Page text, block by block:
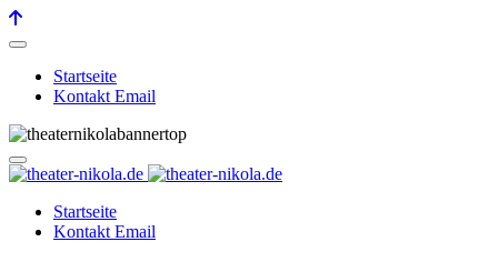
Startseite
Kontakt Email
Startseite
Kontakt Email